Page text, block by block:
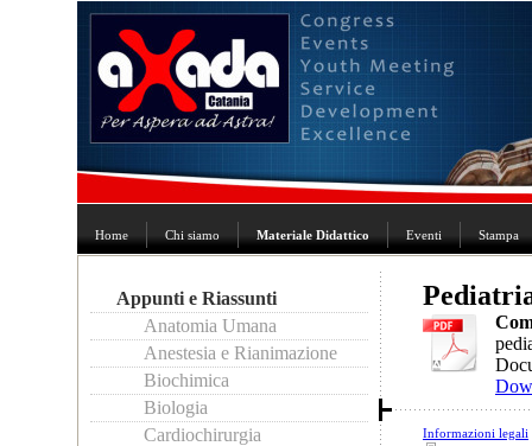
Home Chi siamo Materiale Didattico Eventi Stampa
Appunti e Riassunti
Anatomia Umana
Anestesia e Rianimazione
Biochimica
Biologia
Cardiochirurgia
Informazioni legali